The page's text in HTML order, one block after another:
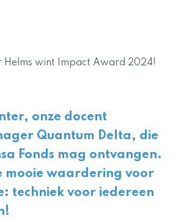
Helms wint Impact Award 2024!
onze docent
Quantum Delta, die
Fonds mag ontvangen.
mooie waardering voor
techniek voor iedereen